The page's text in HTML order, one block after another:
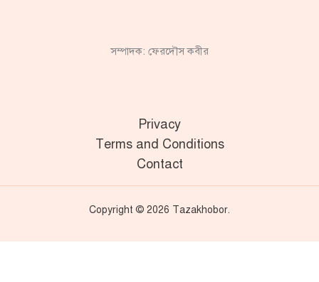
সম্পাদক: ফেরদৌস কবীর
Privacy
Terms and Conditions
Contact
Copyright © 2026 Tazakhobor.